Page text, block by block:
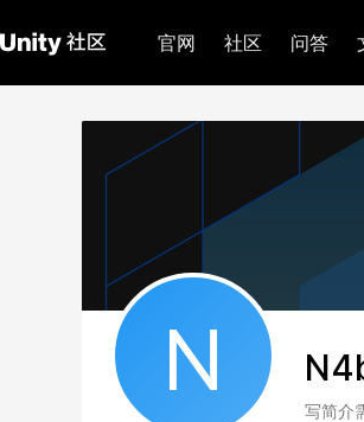
官网 社区 问答
N
写简介